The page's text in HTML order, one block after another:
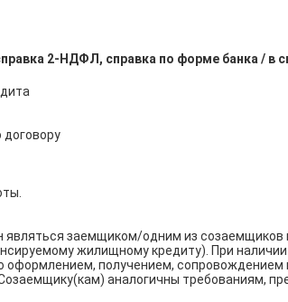
2-НДФЛ, справка по форме банка / в
договору
заемщиком/одним из
жилищному кредиту). При
оформлением, получением,
аналогичны требованиям,